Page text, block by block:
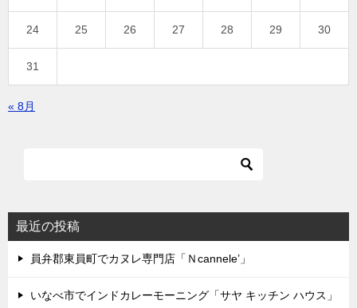
24 25 26 27 28 29 30
31
« 8月
最近の投稿
員弁郡東員町でカヌレ専門店「Ｎcannele’」
いなべ市でインドカレーモーニング「サヤ キッチン ハウス」